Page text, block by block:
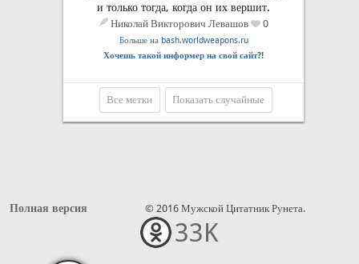
и только тогда, когда он их вершит.
Николай Викторович Левашов 0
Больше на bash.worldweapons.ru
Хочешь такой информер на свой сайт?!
Все метки Показать случайные
Полная версия © 2016 Мужской Цитатник Рунета.
33K